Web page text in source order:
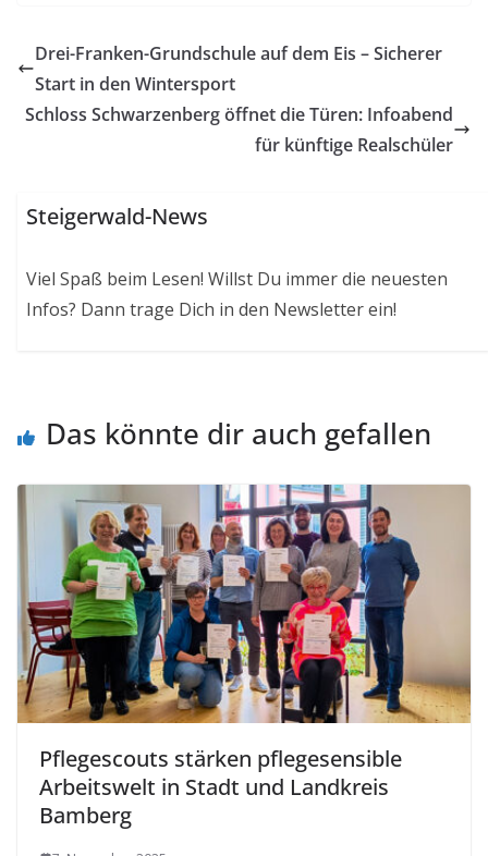
Drei-Franken-Grundschule auf dem Eis – Sicherer
Start in den Wintersport
Schloss Schwarzenberg öffnet die Türen: Infoabend
für künftige Realschüler
Steigerwald-News
Viel Spaß beim Lesen! Willst Du immer die neuesten
Infos? Dann trage Dich in den Newsletter ein!
Das könnte dir auch gefallen
Pflegescouts stärken pflegesensible
Arbeitswelt in Stadt und Landkreis
Bamberg